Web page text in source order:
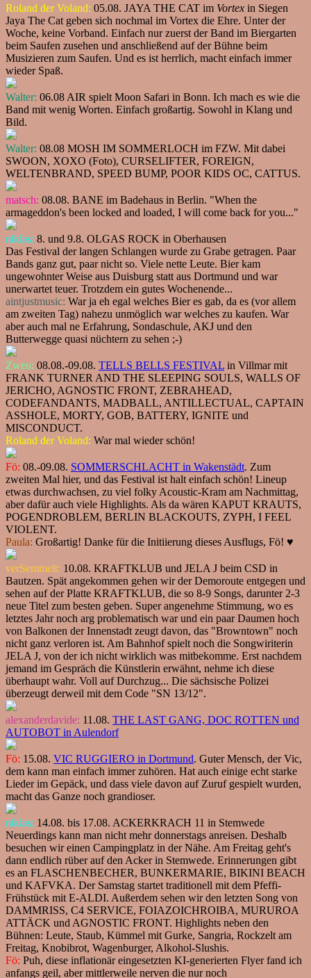
Roland der Voland: 05.08. JAYA THE CAT im Vortex in Siegen
Jaya The Cat geben sich nochmal im Vortex die Ehre. Unter der
Woche, keine Vorband. Einfach nur zuerst der Band im Biergarten
beim Saufen zusehen und anschließend auf der Bühne beim
Musizieren zum Saufen. Und es ist herrlich, macht einfach immer
wieder Spaß.
Walter: 06.08 AIR spielt Moon Safari in Bonn. Ich mach es wie die
Band mit wenig Worten. Einfach großartig. Sowohl in Klang und
Bild.
Walter: 08.08 MOSH IM SOMMERLOCH im FZW. Mit dabei
SWOON, XOXO (Foto), CURSELIFTER, FOREIGN,
WELTENBRAND, SPEED BUMP, POOR KIDS OC, CATTUS.
matsch: 08.08. BANE im Badehaus in Berlin. "When the
armageddon's been locked and loaded, I will come back for you..."
niklas: 8. und 9.8. OLGAS ROCK in Oberhausen
Das Festival der langen Schlangen wurde zu Grabe getragen. Paar
Bands ganz gut, paar nicht so. Viele nette Leute. Bier kam
ungewohnter Weise aus Duisburg statt aus Dortmund und war
unerwartet teuer. Trotzdem ein gutes Wochenende...
aintjustmusic: War ja eh egal welches Bier es gab, da es (vor allem
am zweiten Tag) nahezu unmöglich war welches zu kaufen. War
aber auch mal ne Erfahrung, Sondaschule, AKJ und den
Butterwegge quasi nüchtern zu sehen ;-)
Zwen: 08.08.-09.08. TELLS BELLS FESTIVAL in Villmar mit
FRANK TURNER AND THE SLEEPING SOULS, WALLS OF
JERICHO, AGNOSTIC FRONT, ZEBRAHEAD,
CODEFANDANTS, MADBALL, ANTILLECTUAL, CAPTAIN
ASSHOLE, MORTY, GOB, BATTERY, IGNITE und
MISCONDUCT.
Roland der Voland: War mal wieder schön!
Fö: 08.-09.08. SOMMERSCHLACHT in Wakenstädt. Zum
zweiten Mal hier, und das Festival ist halt einfach schön! Lineup
etwas durchwachsen, zu viel folky Acoustic-Kram am Nachmittag,
aber dafür auch viele Highlights. Als da wären KAPUT KRAUTS,
POGENDROBLEM, BERLIN BLACKOUTS, ZYPH, I FEEL
VIOLENT.
Paula: Großartig! Danke für die Initiierung dieses Ausflugs, Fö! ♥️
verSemmelt: 10.08. KRAFTKLUB und JELA J beim CSD in
Bautzen. Spät angekommen gehen wir der Demoroute entgegen und
sehen auf der Platte KRAFTKLUB, die so 8-9 Songs, darunter 2-3
neue Titel zum besten geben. Super angenehme Stimmung, wo es
letztes Jahr noch arg problematisch war und ein paar Daumen hoch
von Balkonen der Innenstadt zeugt davon, das "Browntown" noch
nicht ganz verloren ist. Am Bahnhof spielt noch die Songwiriterin
JELA J, von der ich nicht wirklich was mitbekomme. Erst nachdem
jemand im Gespräch die Künstlerin erwähnt, nehme ich diese
überhaupt wahr. Voll auf Durchzug... Die sächsische Polizei
überzeugt derweil mit dem Code "SN 13/12".
alexanderdavide: 11.08. THE LAST GANG, DOC ROTTEN und
AUTOBOT in Aulendorf
Fö: 15.08. VIC RUGGIERO in Dortmund. Guter Mensch, der Vic,
dem kann man einfach immer zuhören. Hat auch einige echt starke
Lieder im Gepäck, und dass viele davon auf Zuruf gespielt wurden,
macht das Ganze noch grandioser.
niklas: 14.08. bis 17.08. ACKERKRACH 11 in Stemwede
Neuerdings kann man nicht mehr donnerstags anreisen. Deshalb
besuchen wir einen Campingplatz in der Nähe. Am Freitag geht's
dann endlich rüber auf den Acker in Stemwede. Erinnerungen gibt
es an FLASCHENBECHER, BUNKERMARIE, BIKINI BEACH
und KAFVKA. Der Samstag startet traditionell mit dem Pfeffi-
Frühstück mit E-ALDI. Außerdem sehen wir den letzten Song von
DAMMRISS, C4 SERVICE, FOIAZOICHROIBA, MURUROA
ATTÄCK und AGNOSTIC FRONT. Highlights neben den
Bühnen: Leute, Staub, Kümmel mit Gurke, Sangria, Rockzelt am
Freitag, Knobibrot, Wagenburger, Alkohol-Slushis.
Fö: Puh, diese inflationär eingesetzten KI-generierten Flyer fand ich
anfangs geil, aber mittlerweile nerven die nur noch